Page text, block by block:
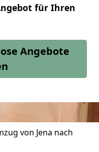
für Ihren
Angebote
von Jena nach